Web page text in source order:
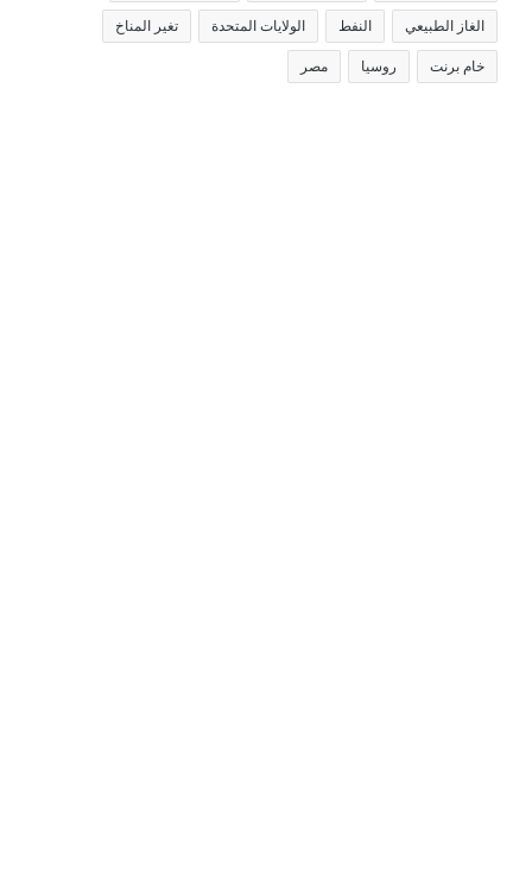
الغاز الطبيعي النفط الولايات المتحدة تغير المناخ
خام برنت روسيا مصر